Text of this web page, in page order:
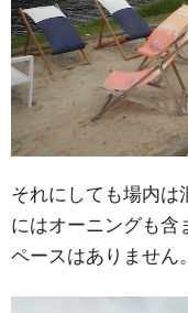
それにしても場内は
にはオーニングも含
ペースはありません。